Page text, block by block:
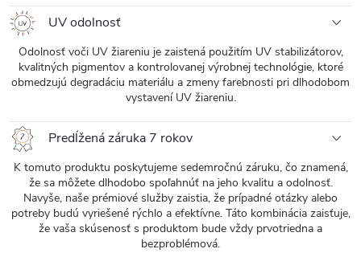
UV odolnosť
Odolnosť voči UV žiareniu je zaistená použitím UV stabilizátorov,
kvalitných pigmentov a kontrolovanej výrobnej technológie, ktoré
obmedzujú degradáciu materiálu a zmeny farebnosti pri dlhodobom
vystavení UV žiareniu.
Predĺžená záruka 7 rokov
K tomuto produktu poskytujeme sedemročnú záruku, čo znamená,
že sa môžete dlhodobo spoľahnúť na jeho kvalitu a odolnosť.
Navyše, naše prémiové služby zaistia, že prípadné otázky alebo
potreby budú vyriešené rýchlo a efektívne. Táto kombinácia zaisťuje,
že vaša skúsenosť s produktom bude vždy prvotriedna a
bezproblémová.